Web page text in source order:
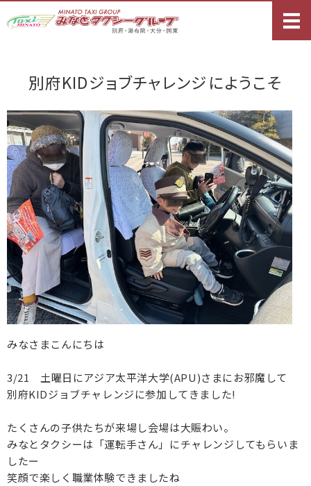
別府・湯布院
タクシーサービス
観光コース案内
求人情報
ご予約・お問い合わせ
別府KIDジョブチャレンジにようこそ
みなさまこんにちは
3/21 土曜日にアジア太平洋大学(APU)さまにお邪魔して
別府KIDジョブチャレンジに参加してきました!
たくさんの子供たちが来場し会場は大賑わい。
みなとタクシーは「運転手さん」にチャレンジしてもらいま
したー
笑顔で楽しく職業体験できましたね